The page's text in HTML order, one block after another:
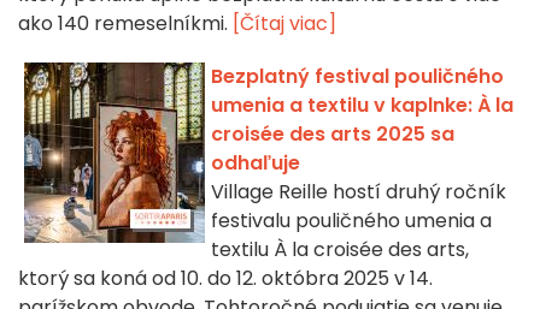
ako 140 remeselníkmi. [Čítaj viac]
Bezplatný festival pouličného
umenia a textilu v kaplnke: À la
croisée des arts 2025 sa
odhaľuje
Village Reille hostí druhý ročník
festivalu pouličného umenia a
textilu À la croisée des arts,
ktorý sa koná od 10. do 12. októbra 2025 v 14.